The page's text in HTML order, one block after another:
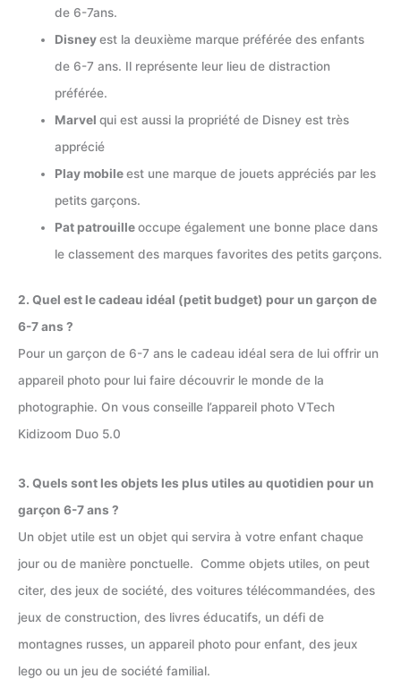
de 6-7ans.
Disneyest la deuxième marque préférée des enfants
de 6-7 ans. Il représente leur lieu de distraction
préférée.
Marvelqui est aussi la propriété de Disney est très
apprécié
Play mobileest une marque de jouets appréciés par les
petits garçons.
Pat patrouilleoccupe également une bonne place dans
le classement des marques favorites des petits garçons.
2. Quel est le cadeau idéal (petit budget) pour un garçon de
6-7 ans ?
Pour un garçon de 6-7 ans le cadeau idéal sera de lui offrir un
appareil photo pour lui faire découvrir le monde de la
photographie. On vous conseille l’appareil photo VTech
Kidizoom Duo 5.0
3. Quels sont les objets les plus utiles au quotidien pour un
garçon 6-7 ans ?
Un objet utile est un objet qui servira à votre enfant chaque
jour ou de manière ponctuelle. Comme objets utiles, on peut
citer, des jeux de société, des voitures télécommandées, des
jeux de construction, des livres éducatifs, un défi de
montagnes russes, un appareil photo pour enfant, des jeux
lego ou un jeu de société familial.